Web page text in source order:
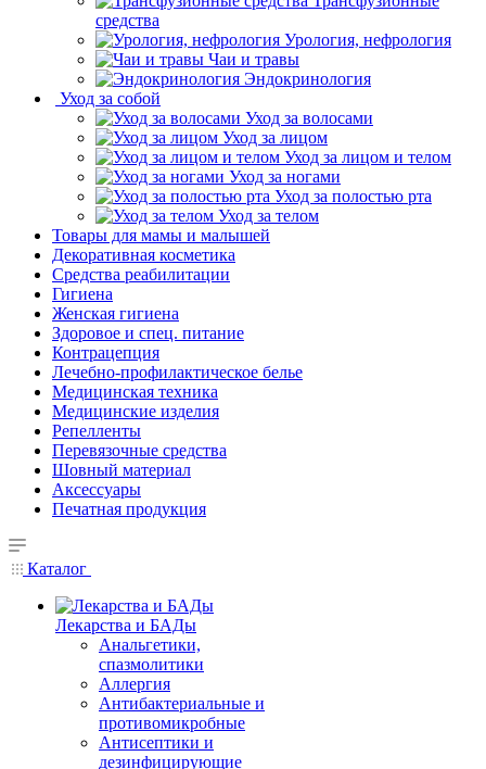
средства
Урология, нефрология
Чаи и травы
Эндокринология
Уход за собой
Уход за волосами
Уход за лицом
Уход за лицом и телом
Уход за ногами
Уход за полостью рта
Уход за телом
Товары для мамы и малышей
Декоративная косметика
Средства реабилитации
Гигиена
Женская гигиена
Здоровое и спец. питание
Контрацепция
Лечебно-профилактическое белье
Медицинская техника
Медицинские изделия
Репелленты
Перевязочные средства
Шовный материал
Аксессуары
Печатная продукция
Каталог
Лекарства и БАДы
Анальгетики,
спазмолитики
Аллергия
Антибактериальные и
противомикробные
Антисептики и
дезинфицирующие